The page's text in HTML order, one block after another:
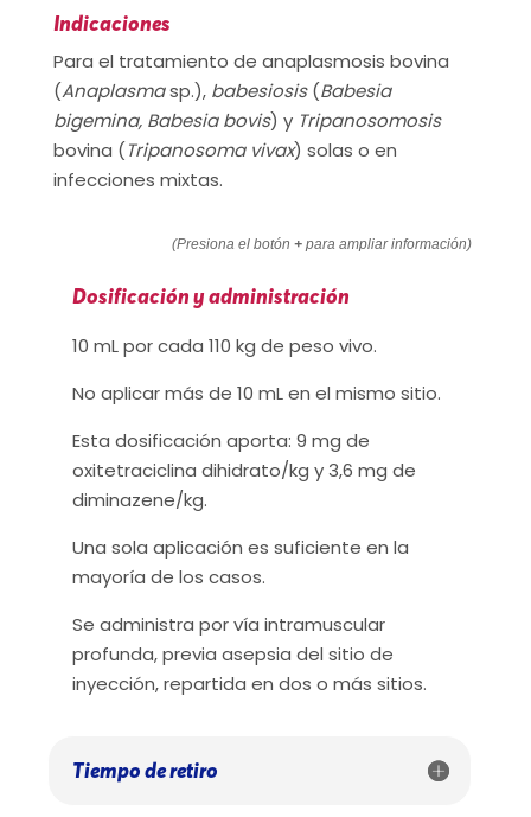
Indicaciones
Para el tratamiento de anaplasmosis bovina
(Anaplasmasp.), babesiosis(Babesia
bigemina, Babesia bovis) y Tripanosomosis
bovina (Tripanosoma vivax) solas o en
infecciones mixtas.
(Presiona el botón+ para ampliar información)
Dosificación y administración
10 mL por cada 110 kg de peso vivo.
No aplicar más de 10 mL en el mismo sitio.
Esta dosificación aporta: 9 mg de
oxitetraciclina dihidrato/kg y 3,6 mg de
diminazene/kg.
Una sola aplicación es suficiente en la
mayoría de los casos.
Se administra por vía intramuscular
profunda, previa asepsia del sitio de
inyección, repartida en dos o más sitios.
Tiempo de retiro